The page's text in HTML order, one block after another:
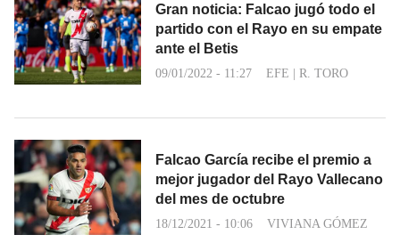
Gran noticia: Falcao jugó todo el
partido con el Rayo en su empate
ante el Betis
09/01/2022 - 11:27 EFE R. TORO
Falcao García recibe el premio a
mejor jugador del Rayo Vallecano
del mes de octubre
18/12/2021 - 10:06 VIVIANA GÓMEZ